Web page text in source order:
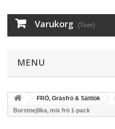
Varukorg (Tom)
MENU
FRÖ, Gräsfrö & Sättlök
Borstnejlika, mix frö 1-pack